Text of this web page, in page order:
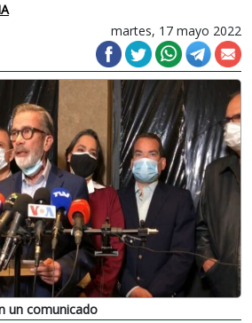
martes, 17 mayo 2022
un comunicado